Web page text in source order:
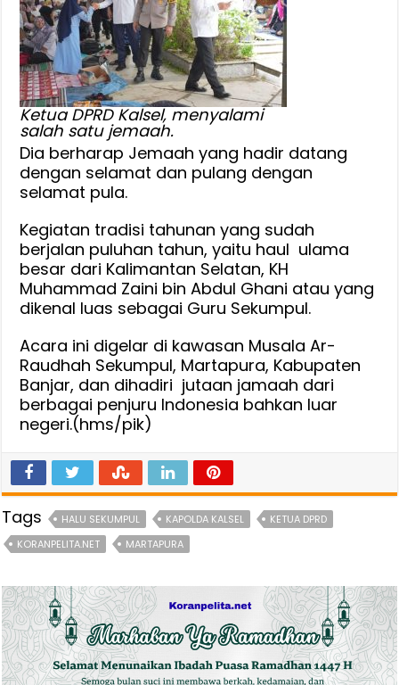
Ketua DPRD Kalsel, menyalami
salah satu jemaah.
Dia berharap Jemaah yang hadir datang
dengan selamat dan pulang dengan
selamat pula.
Kegiatan tradisi tahunan yang sudah
berjalan puluhan tahun, yaitu haul ulama
besar dari Kalimantan Selatan, KH
Muhammad Zaini bin Abdul Ghani atau yang
dikenal luas sebagai Guru Sekumpul.
Acara ini digelar di kawasan Musala Ar-
Raudhah Sekumpul, Martapura, Kabupaten
Banjar, dan dihadiri jutaan jamaah dari
berbagai penjuru Indonesia bahkan luar
negeri.(hms/pik)
Tags HALU SEKUMPUL KAPOLDA KALSEL
KETUA DPRD
KORANPELITA.NET
MARTAPURA